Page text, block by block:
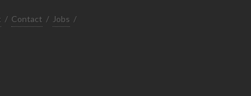
/ Contact / Jobs /